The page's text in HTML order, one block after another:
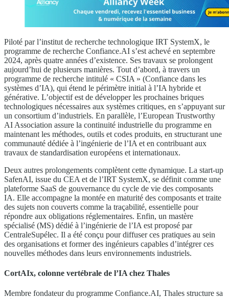
Piloté par l’institut de recherche technologique IRT SystemX, le
programme de recherche Confiance.AI s’est achevé en septembre
2024, après quatre années d’existence. Ses travaux se prolongent
aujourd’hui de plusieurs manières. Tout d’abord, à travers un
programme de recherche intitulé « CSIA » (Confiance dans les
systèmes d’IA), qui étend le périmètre initial à l’IA hybride et
générative. L’objectif est de développer les prochaines briques
technologiques nécessaires aux systèmes critiques, en s’appuyant sur
un consortium d’industriels. En parallèle, l’European Trustworthy
AI Association assure la continuité industrielle du programme en
maintenant les méthodes, outils et codes produits, en structurant une
communauté dédiée à l’ingénierie de l’IA et en contribuant aux
travaux de standardisation européens et internationaux.
Deux autres prolongements complètent cette dynamique. La start-up
SafenAI, issue du CEA et de l’IRT SystemX, se définit comme une
plateforme SaaS de gouvernance du cycle de vie des composants
IA. Elle accompagne la montée en maturité des composants et traite
des sujets non couverts comme la traçabilité, essentielle pour
répondre aux obligations réglementaires. Enfin, un mastère
spécialisé (MS) dédié à l’ingénierie de l’IA est proposé par
CentraleSupélec. Il a été conçu pour diffuser ces pratiques au sein
des organisations et former des ingénieurs capables d’intégrer ces
nouvelles méthodes dans leurs environnements industriels.
CortAIx, colonne vertébrale de l’IA chez Thales
Membre fondateur du programme Confiance.AI, Thales structure sa